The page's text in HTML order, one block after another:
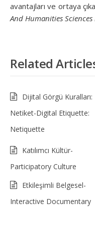
avantajları ve ortaya
And Humanities Sciences
Related
Dijital Görgü Kuralları:
Netiket-Digital Etiquette:
Netiquette
Katılımcı Kültür-
Participatory Culture
Etkileşimli Belgesel-
Interactive Documentary